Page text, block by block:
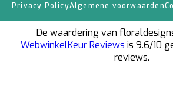
Privacy PolicyAlgemene voorwaarden
De waardering van
WebwinkelKeur Reviews is 9.6/10
reviews.